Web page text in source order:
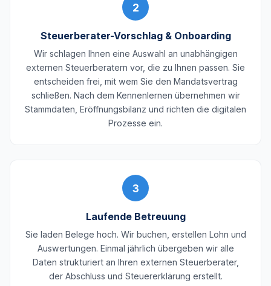
2
Steuerberater-Vorschlag & Onboarding
Wir schlagen Ihnen eine Auswahl an unabhängigen
externen Steuerberatern vor, die zu Ihnen passen. Sie
entscheiden frei, mit wem Sie den Mandatsvertrag
schließen. Nach dem Kennenlernen übernehmen wir
Stammdaten, Eröffnungsbilanz und richten die digitalen
Prozesse ein.
3
Laufende Betreuung
Sie laden Belege hoch. Wir buchen, erstellen Lohn und
Auswertungen. Einmal jährlich übergeben wir alle
Daten strukturiert an Ihren externen Steuerberater,
der Abschluss und Steuererklärung erstellt.